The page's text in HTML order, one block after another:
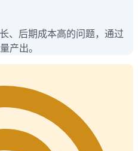
、后期成本高的问题，通过
产出。